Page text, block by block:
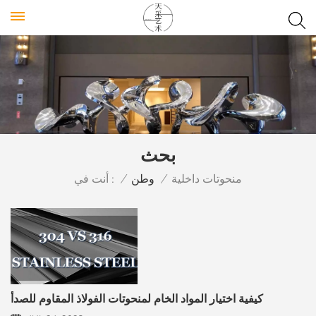
بحث
أنت في : / وطن / منحوتات داخلية
كيفية اختيار المواد الخام لمنحوتات الفولاذ المقاوم للصدأ